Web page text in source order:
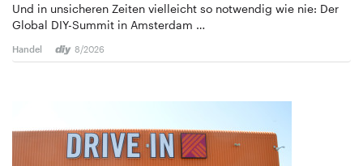
Und in unsicheren Zeiten vielleicht so notwendig wie nie: Der
Global DIY-Summit in Amsterdam …
Handel 8/2026